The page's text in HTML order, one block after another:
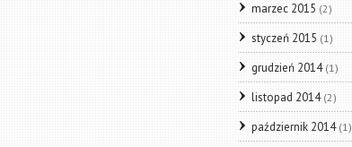
marzec 2015 (2)
styczeń 2015 (1)
grudzień 2014(1)
listopad 2014(2)
październik 2014(1)